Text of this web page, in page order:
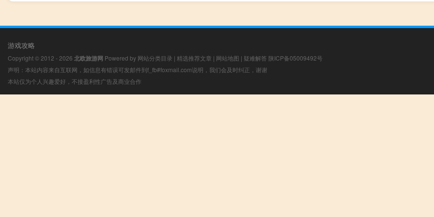
游戏攻略
Copyright © 2012 - 2026 北欧旅游网 Powered by 网站分类目录 | 精选推荐文章 | 网站地图 | 疑难解答 陕ICP备05009492号
声明：本站内容来自互联网，如信息有错误可发邮件到f_fb#foxmail.com说明，我们会及时纠正，谢谢
本站仅为个人兴趣爱好，不接盈利性广告及商业合作